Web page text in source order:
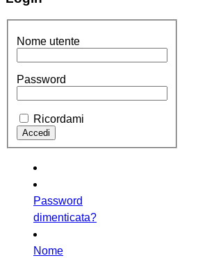
Nome utente
Password
Ricordami
Password
dimenticata?
Nome